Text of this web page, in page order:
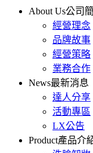
About Us公司
經營理念
品牌故事
經營策略
業務合作
News最新消息
達人分享
活動專區
LX公告
Product產品介